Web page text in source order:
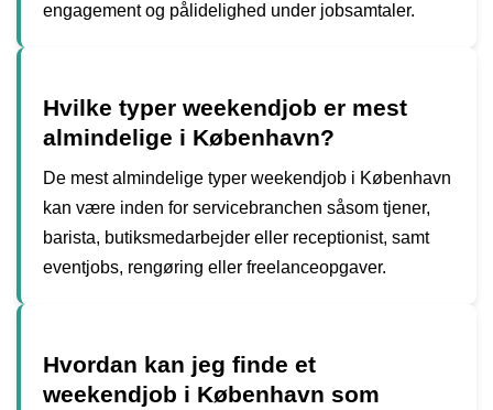
engagement og pålidelighed under jobsamtaler.
Hvilke typer weekendjob er mest
almindelige i København?
De mest almindelige typer weekendjob i København
kan være inden for servicebranchen såsom tjener,
barista, butiksmedarbejder eller receptionist, samt
eventjobs, rengøring eller freelanceopgaver.
Hvordan kan jeg finde et
weekendjob i København som